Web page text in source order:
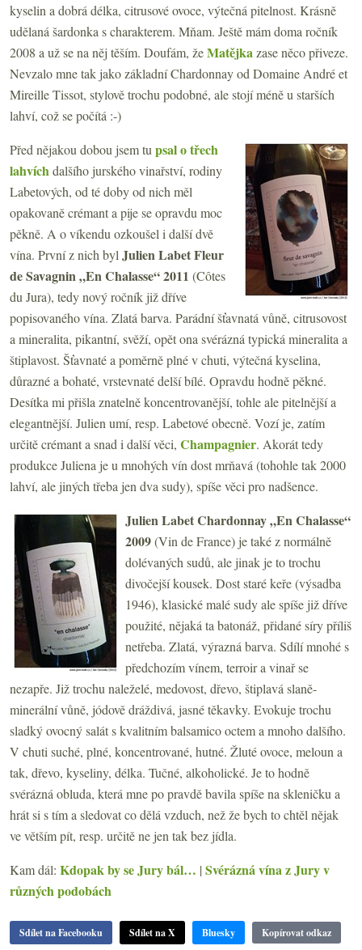
kyselin a dobrá délka, citrusové ovoce, výtečná pitelnost. Krásně
udělaná šardonka s charakterem. Mňam. Ještě mám doma ročník
2008 a už se na něj těším. Doufám, žeMatějkazase něco přiveze.
Nevzalo mne tak jako základní Chardonnay od Domaine André et
Mireille Tissot, stylově trochu podobné, ale stojí méně u starších
lahví, což se počítá :-)
Před nějakou dobou jsem tu psal o třech
lahvíchdalšího jurského vinařství, rodiny
Labetových, od té doby od nich měl
opakovaně crémant a pije se opravdu moc
pěkně. A o víkendu ozkoušel i další dvě
vína. První z nich byl Julien Labet Fleur
de Savagnin „En Chalasse“ 2011 (Côtes
du Jura), tedy nový ročník již dříve
popisovaného vína. Zlatá barva. Parádní šťavnatá vůně, citrusovost
a mineralita, pikantní, svěží, opět ona svérázná typická mineralita a
štiplavost. Šťavnaté a poměrně plné v chuti, výtečná kyselina,
důrazné a bohaté, vrstevnaté delší bílé. Opravdu hodně pěkné.
Desítka mi přišla znatelně koncentrovanější, tohle ale pitelnější a
elegantnější. Julien umí, resp. Labetové obecně. Vozí je, zatím
určitě crémant a snad i další věci, Champagnier. Akorát tedy
produkce Juliena je u mnohých vín dost mrňavá (tohohle tak 2000
lahví, ale jiných třeba jen dva sudy), spíše věci pro nadšence.
Julien Labet Chardonnay „En Chalasse“
2009(Vin de France) je také z normálně
dolévaných sudů, ale jinak je to trochu
divočejší kousek. Dost staré keře (výsadba
1946), klasické malé sudy ale spíše již dříve
použité, nějaká ta batonáž, přidané síry příliš
netřeba. Zlatá, výrazná barva. Sdílí mnohé s
předchozím vínem, terroir a vinař se
nezapře. Již trochu naleželé, medovost, dřevo, štiplavá slaně-
minerální vůně, jódově dráždivá, jasné těkavky. Evokuje trochu
sladký ovocný salát s kvalitním balsamico octem a mnoho dalšího.
V chuti suché, plné, koncentrované, hutné. Žluté ovoce, meloun a
tak, dřevo, kyseliny, délka. Tučné, alkoholické. Je to hodně
svérázná obluda, která mne po pravdě bavila spíše na skleničku a
hrát si s tím a sledovat co dělá vzduch, než že bych to chtěl nějak
ve větším pít, resp. určitě ne jen tak bez jídla.
Kam dál: Kdopak by se Jury bál… | Svérázná vína z Jury v
různých podobách
Sdílet na Facebooku Sdílet na X Bluesky Kopírovat odkaz